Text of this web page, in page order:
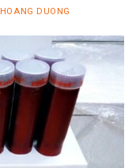
HOANG DUONG